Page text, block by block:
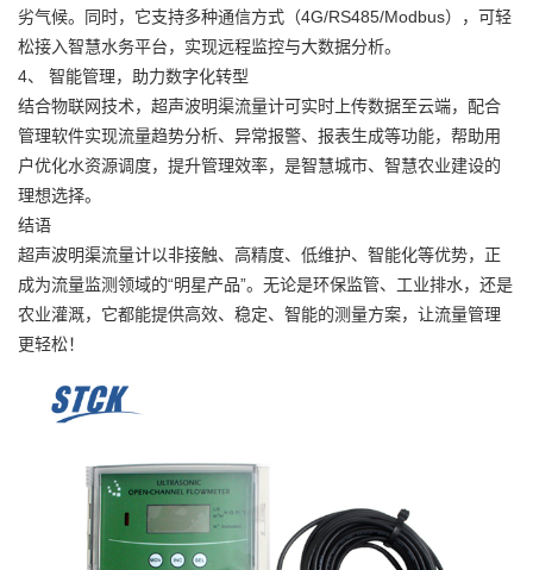
劣气候。同时，它支持多种通信方式（4G/RS485/Modbus），可轻
松接入智慧水务平台，实现远程监控与大数据分析。
4、 智能管理，助力数字化转型
结合物联网技术，超声波明渠流量计可实时上传数据至云端，配合
管理软件实现流量趋势分析、异常报警、报表生成等功能，帮助用
户优化水资源调度，提升管理效率，是智慧城市、智慧农业建设的
理想选择。
结语
超声波明渠流量计以非接触、高精度、低维护、智能化等优势，正
成为流量监测领域的“明星产品”。无论是环保监管、工业排水，还是
农业灌溉，它都能提供高效、稳定、智能的测量方案，让流量管理
更轻松！